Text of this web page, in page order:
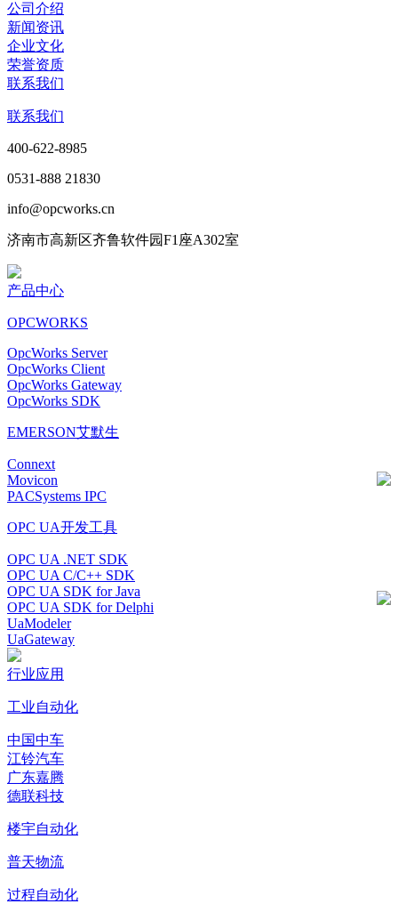
公司介绍
新闻资讯
企业文化
荣誉资质
联系我们
联系我们
400-622-8985
0531-888 21830
info@opcworks.cn
济南市高新区齐鲁软件园F1座A302室
产品中心
OPCWORKS
OpcWorks Server
OpcWorks Client
OpcWorks Gateway
OpcWorks SDK
EMERSON艾默生
Connext
Movicon
PACSystems IPC
OPC UA开发工具
OPC UA .NET SDK
OPC UA C/C++ SDK
OPC UA SDK for Java
OPC UA SDK for Delphi
UaModeler
UaGateway
行业应用
工业自动化
中国中车
江铃汽车
广东嘉腾
德联科技
楼宇自动化
普天物流
过程自动化